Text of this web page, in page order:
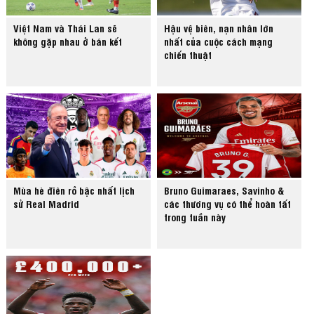
Việt Nam và Thái Lan sẽ
không gặp nhau ở bán kết
Hậu vệ biên, nạn nhân lớn
nhất của cuộc cách mạng
chiến thuật
Mùa hè điên rồ bậc nhất lịch
sử Real Madrid
Bruno Guimaraes, Savinho &
các thương vụ có thể hoàn tất
trong tuần này